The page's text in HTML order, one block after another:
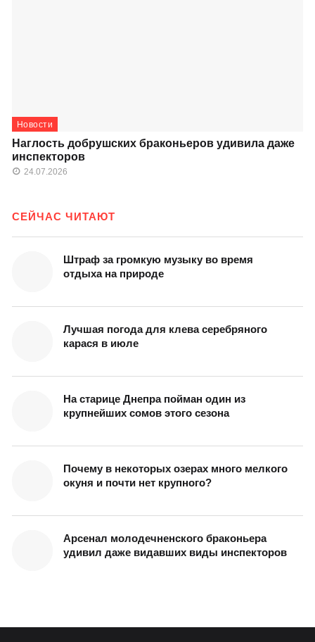
Новости
Наглость добрушских браконьеров удивила даже
инспекторов
24.07.2026
СЕЙЧАС ЧИТАЮТ
Штраф за громкую музыку во время
отдыха на природе
Лучшая погода для клева серебряного
карася в июле
На старице Днепра пойман один из
крупнейших сомов этого сезона
Почему в некоторых озерах много мелкого
окуня и почти нет крупного?
Арсенал молодечненского браконьера
удивил даже видавших виды инспекторов